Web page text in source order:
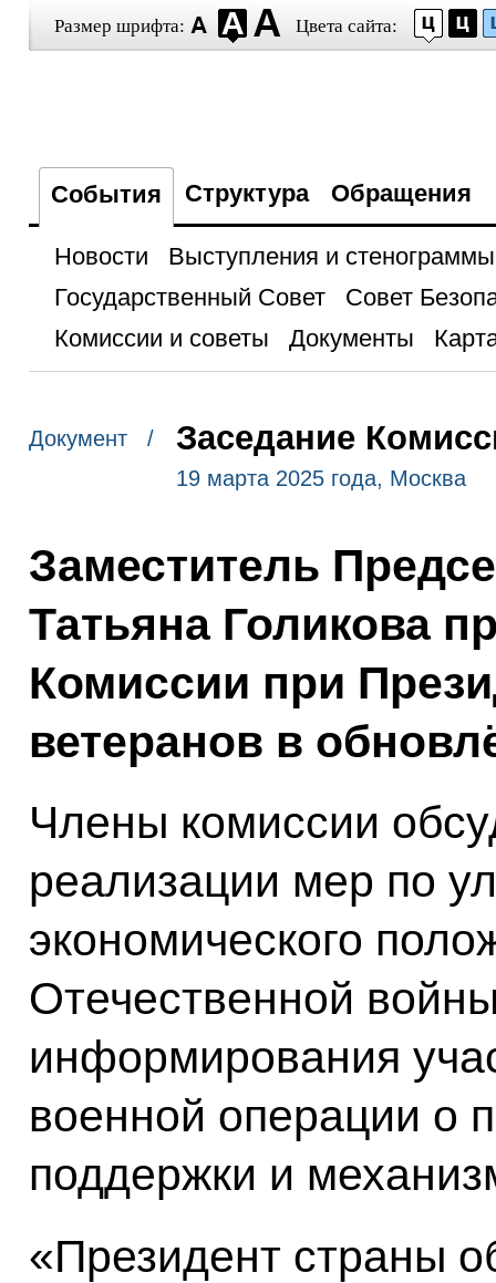
Размер шрифта: Цвета сайта:
События Структура Обращения
Новости
Выступления и стенограммы
Государственный Совет
Совет
Комиссии и советы
Документы
Документ / Заседание
19 марта 2025 года, Москва
Заместитель
Татьяна Голикова
Комиссии при
ветеранов в
Члены комиссии
реализации мер по
экономического
Отечественной
информирования
военной операции о
поддержки и
«Президент страны